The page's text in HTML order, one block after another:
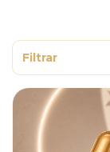
Filtrar